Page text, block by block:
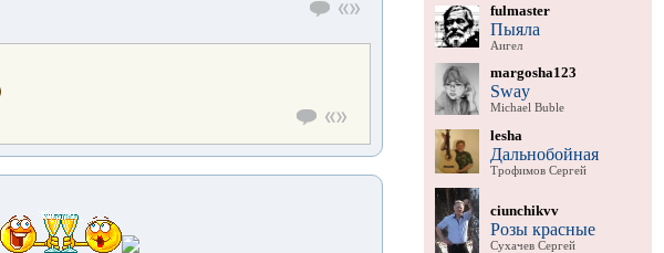
fulmaster
Пыяла
Аигел
margosha123
Sway
Michael Buble
lesha
Дальнобойная
Трофимов Сергей
ciunchikvv
Розы красные
Сухачев Сергей